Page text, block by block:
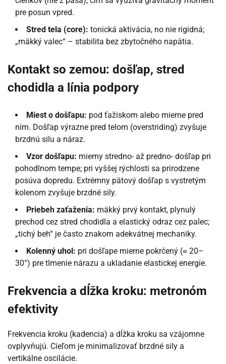
pre posun vpred.
Stred tela (core): tonická aktivácia, no nie rigidná;
„mäkký valec“ – stabilita bez zbytočného napätia.
Kontakt so zemou: došľap, stred
chodidla a línia podpory
Miest o došľapu: pod ťažiskom alebo mierne pred
ním. Došľap výrazne pred telom (overstriding) zvyšuje
brzdnú silu a náraz.
Vzor došľapu: mierny stredno- až predno- došľap pri
pohodlnom tempe; pri vyššej rýchlosti sa prirodzene
posúva dopredu. Extrémny pätový došľap s vystretým
kolenom zvyšuje brzdné sily.
Priebeh zaťaženia: mäkký prvý kontakt, plynulý
prechod cez stred chodidla a elastický odraz cez palec;
„tichý beh“ je často znakom adekvátnej mechaniky.
Kolenný uhol: pri došľape mierne pokrčený (≈ 20–
30°) pre tlmenie nárazu a ukladanie elastickej energie.
Frekvencia a dĺžka kroku: metronóm
efektivity
Frekvencia kroku (kadencia) a dĺžka kroku sa vzájomne
ovplyvňujú. Cieľom je minimalizovať brzdné sily a
vertikálne oscilácie.